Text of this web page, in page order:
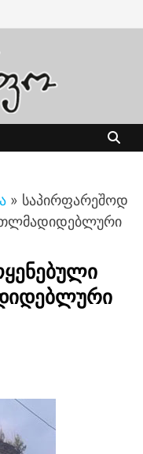
» საპირფარეშოდ